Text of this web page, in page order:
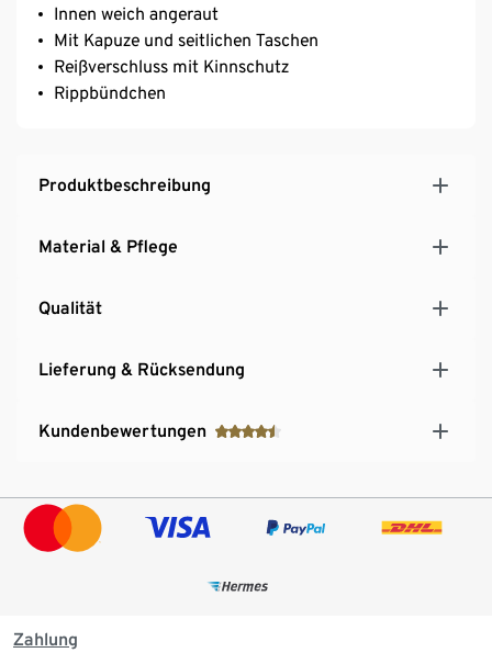
Innen weich angeraut
Mit Kapuze und seitlichen Taschen
Reißverschluss mit Kinnschutz
Rippbündchen
Produktbeschreibung
Material & Pflege
Qualität
Lieferung & Rücksendung
Kundenbewertungen
Zahlung